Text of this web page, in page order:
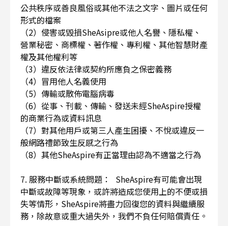
公共秩序或善良風俗或其他不法之文字、圖片或任何
形式的檔案
（2）侵害或毀損SheAsipre或他人名譽、隱私權、
營業秘密、商標權、著作權、專利權、其他智慧財產
權及其他權利等
（3）違反依法律或契約所應負之保密義務
（4）冒用他人名義使用
（5）傳輸或散佈電腦病毒
（6）從事、刊載、傳輸、發送未經SheAspire授權
的商業行為或資料訊息
（7）對其他用戶或第三人產生困擾、不悅或違反一
般網路禮節致生反感之行為
（8）其他SheAspire有正當理由認為不適當之行為
7. 服務中斷或系統問題： SheAspire有可能會出現
中斷或故障等現象，或許將造成您使用上的不便或損
失等情形，SheAspire將盡力回復您的資料與繼續服
務，除故意或重大過失外，我們不負任何賠償責任。